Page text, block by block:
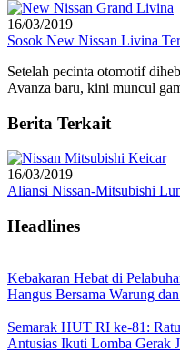
16/03/2019
Sosok New Nissan Livina
Setelah pecinta otomotif
Avanza baru, kini muncul
Berita Terkait
16/03/2019
Aliansi Nissan-Mitsubishi
Headlines
Kebakaran Hebat di
Hangus Bersama Warung
Semarak HUT RI ke-81:
Antusias Ikuti Lomba Gerak